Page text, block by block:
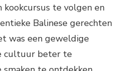
kookcursus te volgen en
Balinese gerechten
was een geweldige
cultuur beter te